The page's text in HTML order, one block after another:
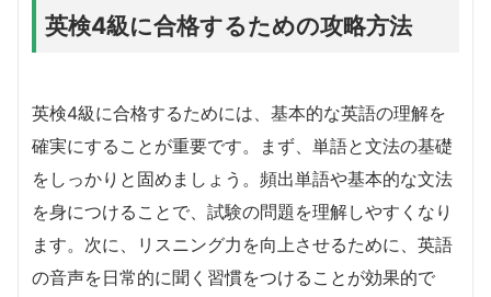
英検4級に合格するための攻略方法
英検4級に合格するためには、基本的な英語の理解を
確実にすることが重要です。まず、単語と文法の基礎
をしっかりと固めましょう。頻出単語や基本的な文法
を身につけることで、試験の問題を理解しやすくなり
ます。次に、リスニング力を向上させるために、英語
の音声を日常的に聞く習慣をつけることが効果的で